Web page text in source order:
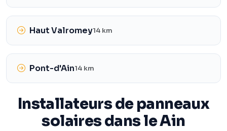
Haut Valromey14 km
Pont-d'Ain14 km
Installateurs de panneaux
solaires dans le Ain